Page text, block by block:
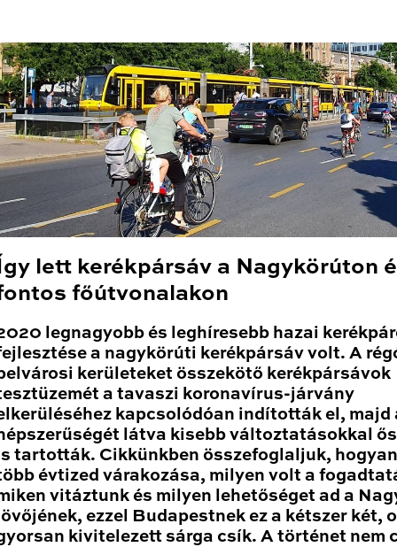
lett kerékpársáv a Nagykörúton
főútvonalakon
legnagyobb és leghíresebb hazai
a nagykörúti kerékpársáv volt. A
kerületeket összekötő kerékpársávok
a tavaszi koronavírus-járvány
kapcsolódóan indították el, majd
látva kisebb változtatásokkal
tartották. Cikkünkben összefoglaljuk,
évtized várakozása, milyen volt a
vitáztunk és milyen lehetőséget ad a
ezzel Budapestnek ez a kétszer két,
kivitelezett sárga csík. A történet nem